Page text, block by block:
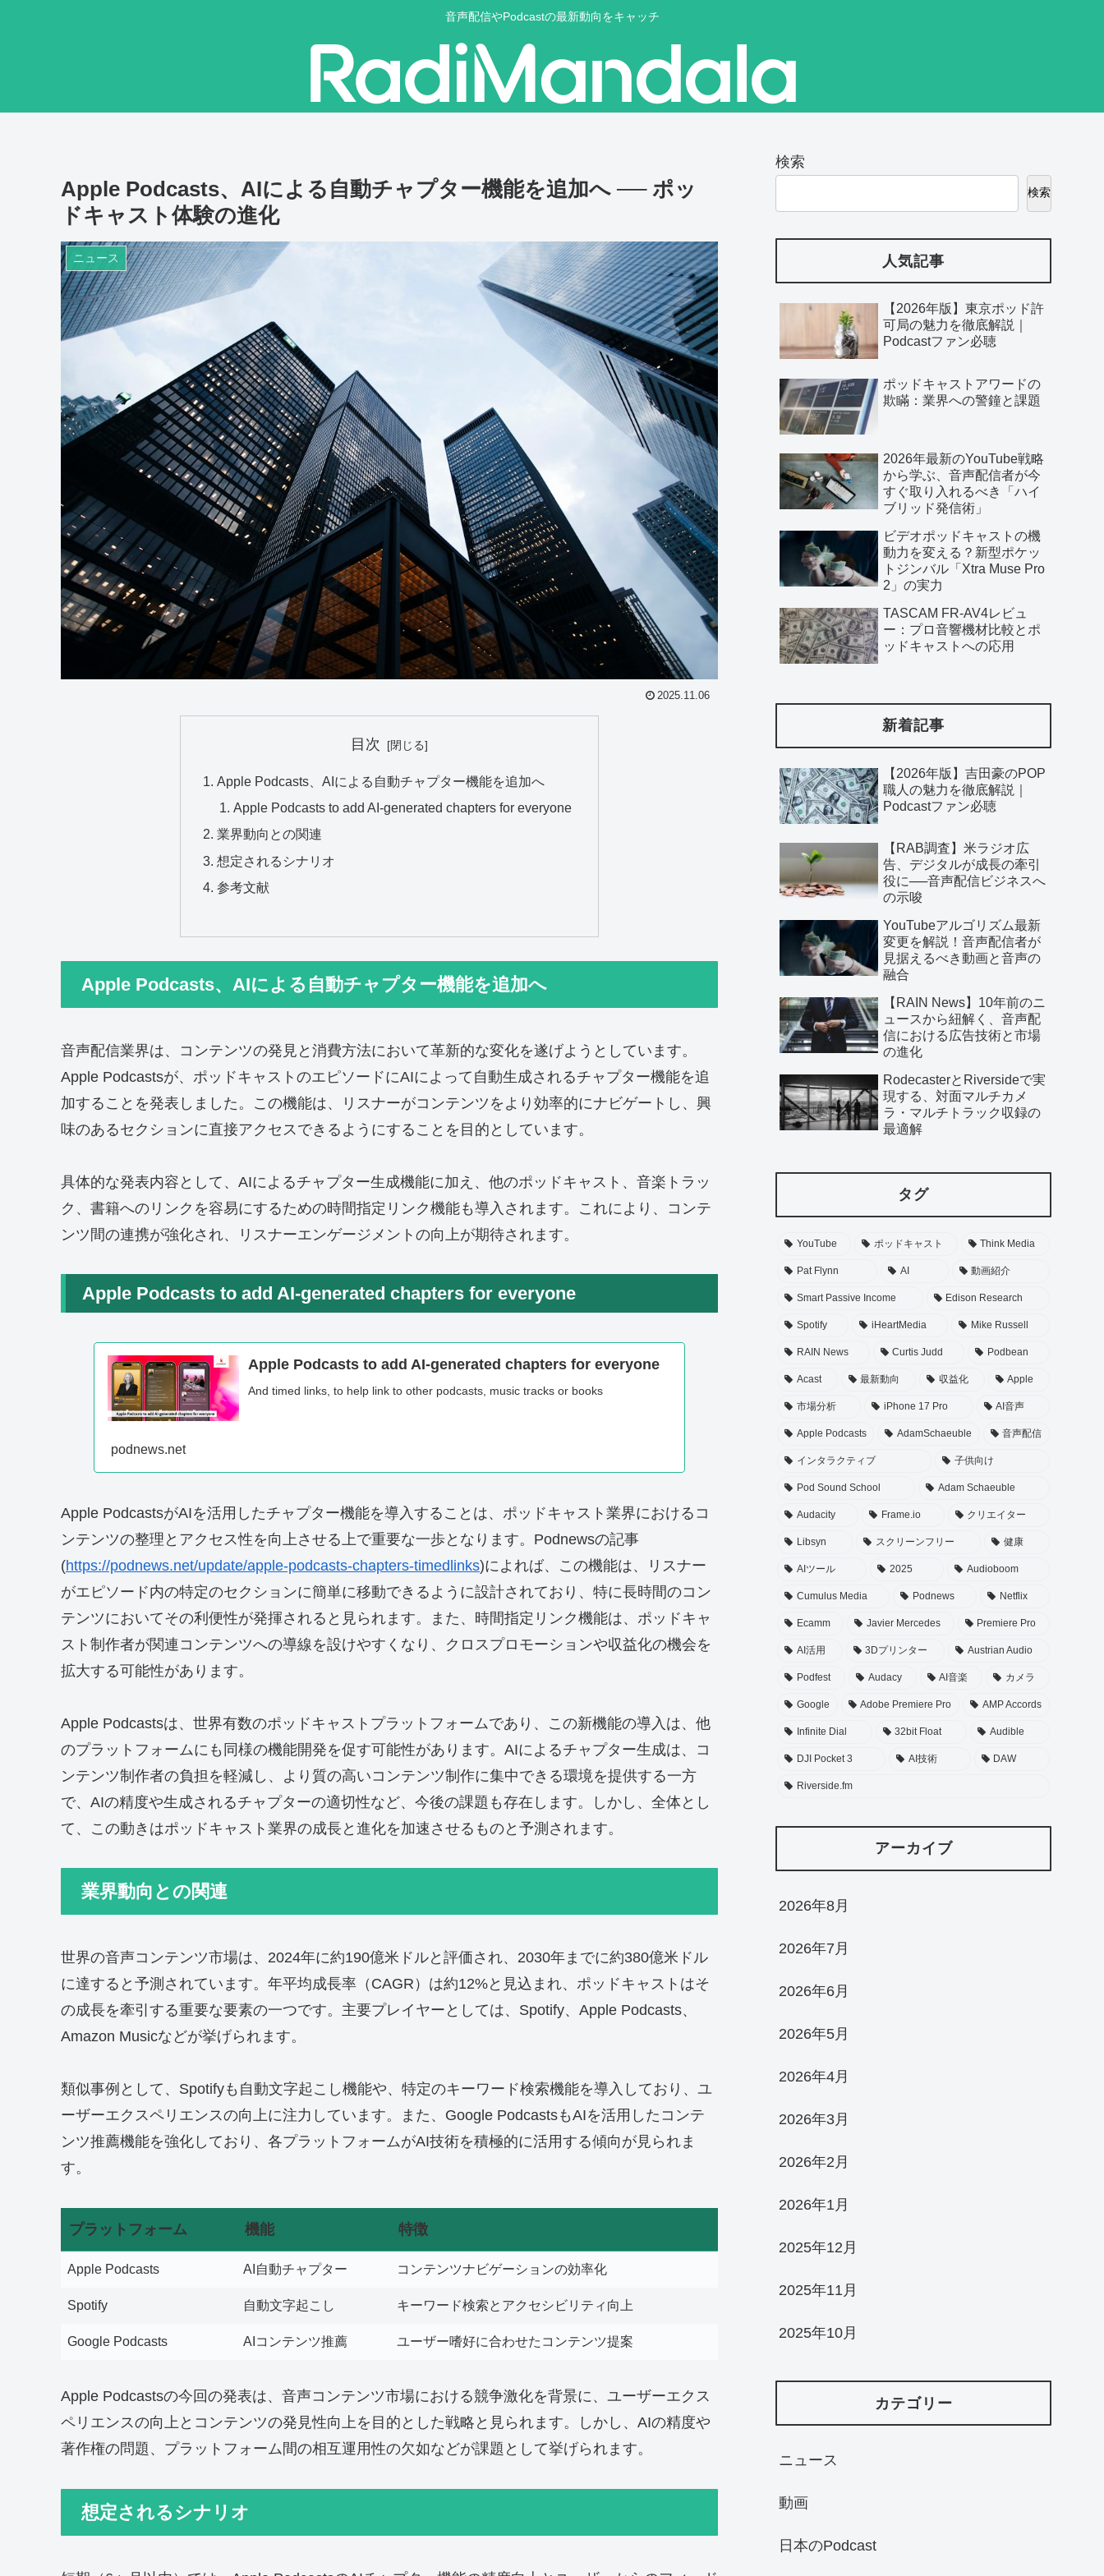
音声配信やPodcastの最新動向をキャッチ
Apple Podcasts、AIによる自動チャプター機能を追加へ ── ポッ
ドキャスト体験の進化
ニュース
2025.11.06
目次
Apple Podcasts、AIによる自動チャプター機能を追加へ
Apple Podcasts to add AI-generated chapters for everyone
業界動向との関連
想定されるシナリオ
参考文献
Apple Podcasts、AIによる自動チャプター機能を追加へ
音声配信業界は、コンテンツの発見と消費方法において革新的な変化を遂げようとしています。
Apple Podcastsが、ポッドキャストのエピソードにAIによって自動生成されるチャプター機能を追
加することを発表しました。この機能は、リスナーがコンテンツをより効率的にナビゲートし、興
味のあるセクションに直接アクセスできるようにすることを目的としています。
具体的な発表内容として、AIによるチャプター生成機能に加え、他のポッドキャスト、音楽トラッ
ク、書籍へのリンクを容易にするための時間指定リンク機能も導入されます。これにより、コンテ
ンツ間の連携が強化され、リスナーエンゲージメントの向上が期待されます。
Apple Podcasts to add AI-generated chapters for everyone
Apple Podcasts to add AI-generated chapters for everyone
And timed links, to help link to other podcasts, music tracks or books
podnews.net
Apple PodcastsがAIを活用したチャプター機能を導入することは、ポッドキャスト業界におけるコ
ンテンツの整理とアクセス性を向上させる上で重要な一歩となります。Podnewsの記事
(https://podnews.net/update/apple-podcasts-chapters-timedlinks)によれば、この機能は、リスナー
がエピソード内の特定のセクションに簡単に移動できるように設計されており、特に長時間のコン
テンツにおいてその利便性が発揮されると見られます。また、時間指定リンク機能は、ポッドキャ
スト制作者が関連コンテンツへの導線を設けやすくなり、クロスプロモーションや収益化の機会を
拡大する可能性があります。
Apple Podcastsは、世界有数のポッドキャストプラットフォームであり、この新機能の導入は、他
のプラットフォームにも同様の機能開発を促す可能性があります。AIによるチャプター生成は、コ
ンテンツ制作者の負担を軽減し、より質の高いコンテンツ制作に集中できる環境を提供する一方
で、AIの精度や生成されるチャプターの適切性など、今後の課題も存在します。しかし、全体とし
て、この動きはポッドキャスト業界の成長と進化を加速させるものと予測されます。
業界動向との関連
世界の音声コンテンツ市場は、2024年に約190億米ドルと評価され、2030年までに約380億米ドル
に達すると予測されています。年平均成長率（CAGR）は約12%と見込まれ、ポッドキャストはそ
の成長を牽引する重要な要素の一つです。主要プレイヤーとしては、Spotify、Apple Podcasts、
Amazon Musicなどが挙げられます。
類似事例として、Spotifyも自動文字起こし機能や、特定のキーワード検索機能を導入しており、ユ
ーザーエクスペリエンスの向上に注力しています。また、Google PodcastsもAIを活用したコンテ
ンツ推薦機能を強化しており、各プラットフォームがAI技術を積極的に活用する傾向が見られま
す。
プラットフォーム 機能 特徴
Apple Podcasts AI自動チャプター コンテンツナビゲーションの効率化
Spotify 自動文字起こし キーワード検索とアクセシビリティ向上
Google Podcasts AIコンテンツ推薦 ユーザー嗜好に合わせたコンテンツ提案
Apple Podcastsの今回の発表は、音声コンテンツ市場における競争激化を背景に、ユーザーエクス
ペリエンスの向上とコンテンツの発見性向上を目的とした戦略と見られます。しかし、AIの精度や
著作権の問題、プラットフォーム間の相互運用性の欠如などが課題として挙げられます。
想定されるシナリオ
検索
検索
人気記事
【2026年版】東京ポッド許
可局の魅力を徹底解説｜
Podcastファン必聴
ポッドキャストアワードの
欺瞞：業界への警鐘と課題
2026年最新のYouTube戦略
から学ぶ、音声配信者が今
すぐ取り入れるべき「ハイ
ブリッド発信術」
ビデオポッドキャストの機
動力を変える？新型ポケッ
トジンバル「Xtra Muse Pro
2」の実力
TASCAM FR-AV4レビュ
ー：プロ音響機材比較とポ
ッドキャストへの応用
新着記事
【2026年版】吉田豪のPOP
職人の魅力を徹底解説｜
Podcastファン必聴
【RAB調査】米ラジオ広
告、デジタルが成長の牽引
役に──音声配信ビジネスへ
の示唆
YouTubeアルゴリズム最新
変更を解説！音声配信者が
見据えるべき動画と音声の
融合
【RAIN News】10年前のニ
ュースから紐解く、音声配
信における広告技術と市場
の進化
RodecasterとRiversideで実
現する、対面マルチカメ
ラ・マルチトラック収録の
最適解
タグ
YouTube ポッドキャスト Think Media
Pat Flynn AI 動画紹介
Smart Passive Income Edison Research
Spotify iHeartMedia Mike Russell
RAIN News Curtis Judd Podbean
Acast 最新動向 収益化 Apple
市場分析 iPhone 17 Pro AI音声
Apple Podcasts AdamSchaeuble 音声配信
インタラクティブ 子供向け
Pod Sound School Adam Schaeuble
Audacity Frame.io クリエイター
Libsyn スクリーンフリー 健康
AIツール 2025 Audioboom
Cumulus Media Podnews Netflix
Ecamm Javier Mercedes Premiere Pro
AI活用 3Dプリンター Austrian Audio
Podfest Audacy AI音楽 カメラ
Google Adobe Premiere Pro AMP Accords
Infinite Dial 32bit Float Audible
DJI Pocket 3 AI技術 DAW
Riverside.fm
アーカイブ
2026年8月
2026年7月
2026年6月
2026年5月
2026年4月
2026年3月
2026年2月
2026年1月
2025年12月
2025年11月
2025年10月
カテゴリー
ニュース
動画
日本のPodcast